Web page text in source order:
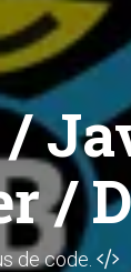
/
de code.